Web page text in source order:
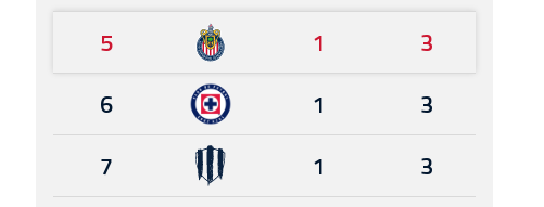
5
1
3
6
1
3
7
1
3